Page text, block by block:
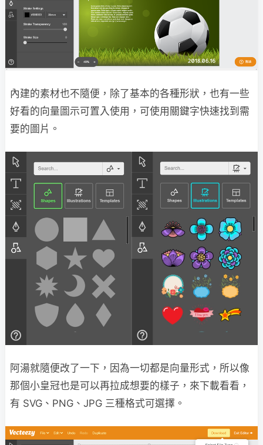
內建的素材也不隨便，除了基本的各種形狀，也有一些
好看的向量圖示可置入使用，可使用關鍵字快速找到需
要的圖片。
阿湯就隨便改了一下，因為一切都是向量形式，所以像
那個小皇冠也是可以再拉成想要的樣子，來下載看看，
有 SVG、PNG、JPG 三種格式可選擇。